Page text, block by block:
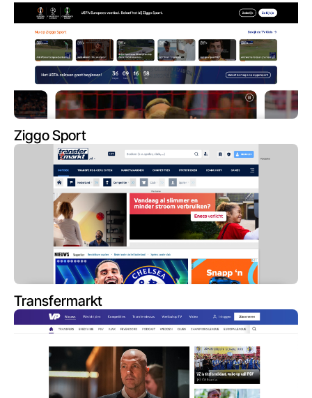
Ziggo Sport
Transfermarkt